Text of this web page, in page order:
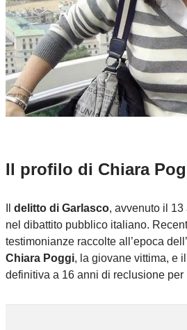
Il profilo di Chiara
delitto di Garlasco, avvenuto il
nel dibattito pubblico italiano.
testimonianze raccolte all’epoca
Chiara Poggi, la giovane vittima, e
definitiva a 16 anni di reclusione per